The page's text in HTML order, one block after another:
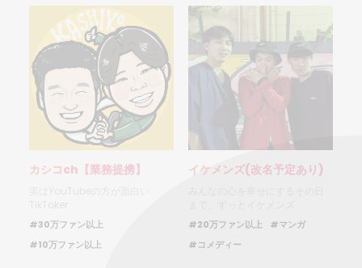
カシコch【業務提携】
#30万ファン以上
#10万ファン以上
イケメンズ(改名予定あり)
#20万ファン以上
#マンガ
#コメディー